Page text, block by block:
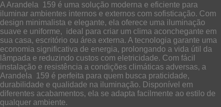
A Arandela 159 é uma solução moderna e eficiente para
iluminar ambientes internos e externos com sofisticação. Com
design minimalista e elegante, ela oferece uma iluminação
suave e uniforme, ideal para criar um clima aconchegante em
sua casa, escritório ou área externa. A tecnologia garante uma
economia significativa de energia, prolongando a vida útil da
lâmpada e reduzindo custos com eletricidade. Com fácil
instalação e resistência a condições climáticas adversas, a
Arandela 159 é perfeita para quem busca praticidade,
durabilidade e qualidade na iluminação. Disponível em
diferentes acabamentos, ela se adapta facilmente ao estilo de
qualquer ambiente.